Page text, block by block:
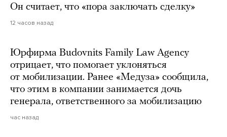
Он считает, что «пора заключать сделку»
12 часов назад
Юрфирма Budovnits Family Law Agency
отрицает, что помогает уклоняться
от мобилизации. Ранее «Медуза» сообщила,
что этим в компании занимается дочь
генерала, ответственного за мобилизацию
час назад